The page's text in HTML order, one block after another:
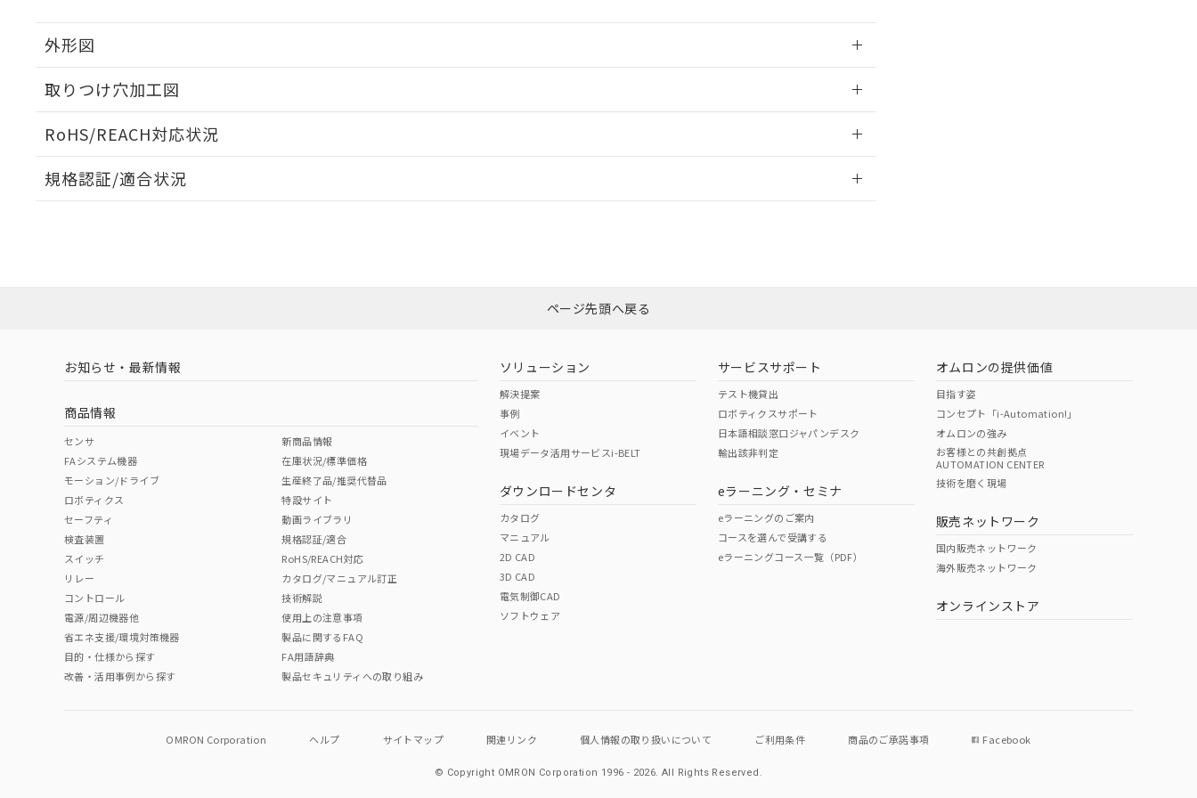
外形図
取りつけ穴加工図
RoHS/REACH対応状況
EU RoHS 注意事項・凡例
ダウンロードはこちら
中国 RoHS 注意事項・凡例
中国 RoHS表
Pb Hg Cr(VI)
O O
"対応済み"や非含有の記載がされた商品であっても、流通在庫等で未対応品が混在する可能性があります。
非含有品が必要な際は、弊社営業部門もしくは販売店へお問い合わせください。
規格認証/適合状況
（イギリス
（ノルウェー
（日本
（アメリカ
この製品の規格認証/適合状況ページへ
その他の認証はこちらのページからご検索ください
ページ先頭へ戻る
お知らせ・最新情報
商品情報
センサ
FAシステム機器
モーション/ドライブ
ロボティクス
セーフティ
検査装置
スイッチ
リレー
コントロール
電源/周辺機器他
省エネ支援/環境対策機器
目的・仕様から探す
改善・活用事例から探す
新商品情報
在庫状況/標準価格
生産終了品/推奨代替品
特設サイト
動画ライブラリ
規格認証/適合
RoHS/REACH対応
カタログ/マニュアル訂正
技術解説
使用上の注意事項
製品に関するFAQ
FA用語辞典
製品セキュリティへの取り組み
ソリューション
解決提案
事例
イベント
現場データ活用サービスi-BELT
ダウンロードセンタ
カタログ
マニュアル
2D CAD
3D CAD
電気制御CAD
ソフトウェア
サービスサポート
テスト機貸出
ロボティクスサポート
日本語相談窓口ジャパンデスク
輸出該非判定
eラーニング・セミナ
eラーニングのご案内
コースを選んで受講する
eラーニングコース一覧（PDF）
オムロンの提供価値
目指す姿
コンセプト「i-Automation!」
オムロンの強み
お客様との共創拠点
AUTOMATION CENTER
技術を磨く現場
販売ネットワーク
国内販売ネットワーク
海外販売ネットワーク
オンラインストア
OMRON Corporation ヘルプ サイトマップ 関連リンク 個人情報の取り扱いについて ご利用条件 商品のご承諾事項 Facebook
© Copyright OMRON Corporation 1996 - 2026.All Rights Reserved.